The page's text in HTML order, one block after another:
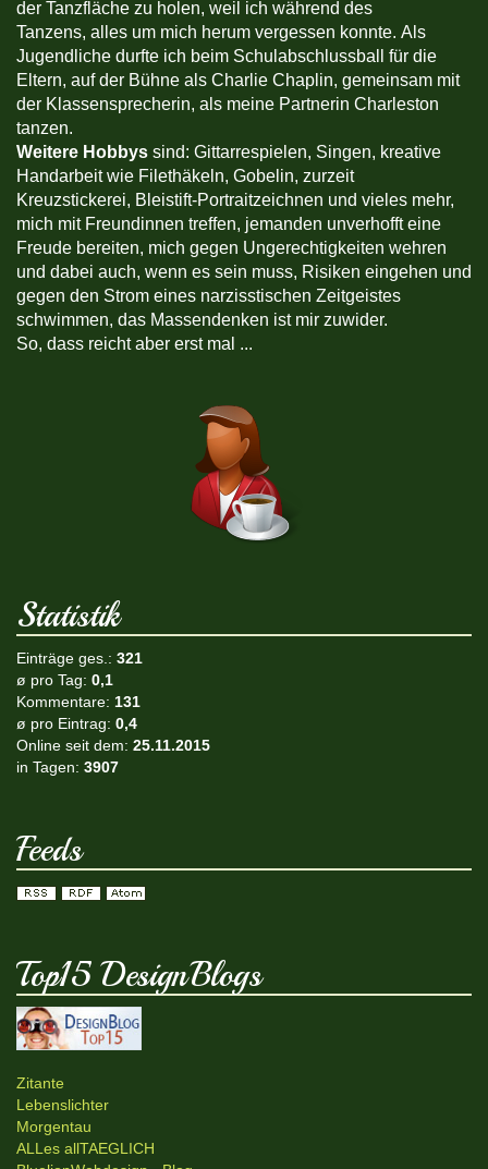
der Tanzfläche zu holen, weil ich während des
Tanzens, alles um mich herum vergessen konnte. Als
Jugendliche durfte ich beim Schulabschlussball für die
Eltern, auf der Bühne als Charlie Chaplin, gemeinsam mit
der Klassensprecherin, als meine Partnerin Charleston
tanzen.
Weitere Hobbys sind: Gittarrespielen, Singen, kreative
Handarbeit wie Filethäkeln, Gobelin, zurzeit
Kreuzstickerei, Bleistift-Portraitzeichnen und vieles mehr,
mich mit Freundinnen treffen, jemanden unverhofft eine
Freude bereiten, mich gegen Ungerechtigkeiten wehren
und dabei auch, wenn es sein muss, Risiken eingehen und
gegen den Strom eines narzisstischen Zeitgeistes
schwimmen, das Massendenken ist mir zuwider.
So, dass reicht aber erst mal ...
Statistik
Einträge ges.: 321
ø pro Tag: 0,1
Kommentare: 131
ø pro Eintrag: 0,4
Online seit dem: 25.11.2015
in Tagen: 3907
Feeds
Top15 DesignBlogs
Zitante
Lebenslichter
Morgentau
ALLes allTAEGLICH